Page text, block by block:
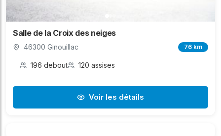
Salle de la Croix des neiges
46300 Ginouillac 76 km
196 debout 120 assises
Voir les détails